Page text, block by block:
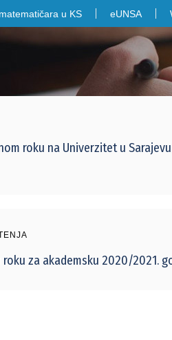
u KS eUNSA
roku na Univerzitet u
za akademsku 2020/2021.